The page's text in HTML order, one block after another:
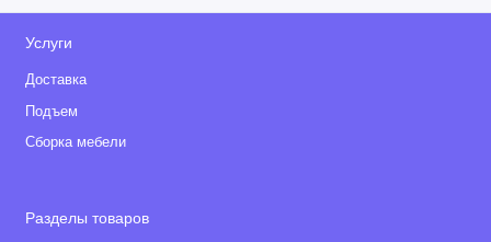
Услуги
Доставка
Подъем
Сборка мебели
Разделы товаров